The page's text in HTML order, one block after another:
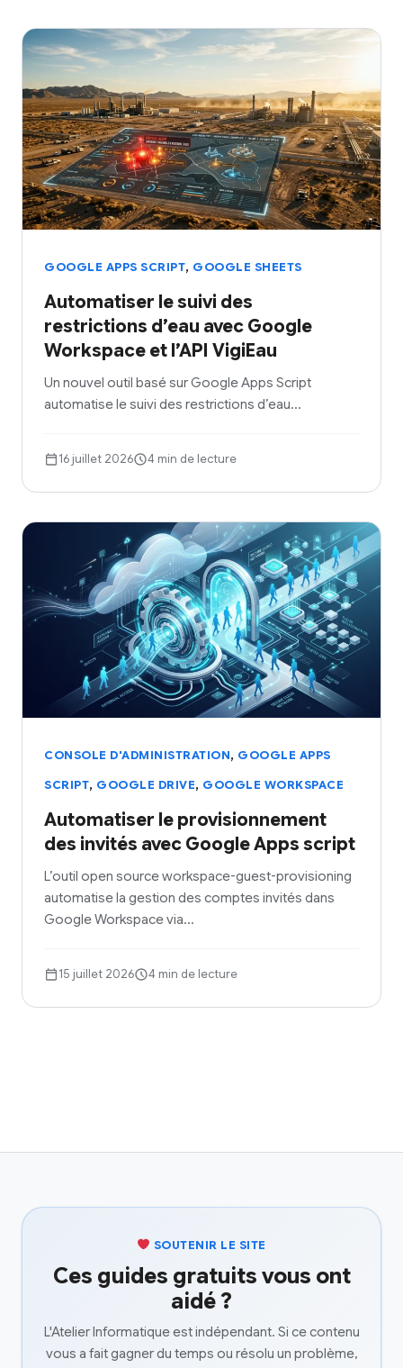
GOOGLE APPS SCRIPT, GOOGLE SHEETS
Automatiser le suivi des
restrictions d’eau avec Google
Workspace et l’API VigiEau
Un nouvel outil basé sur Google Apps Script
automatise le suivi des restrictions d’eau…
16 juillet 2026 4 min de lecture
CONSOLE D'ADMINISTRATION, GOOGLE APPS
SCRIPT, GOOGLE DRIVE, GOOGLE WORKSPACE
Automatiser le provisionnement
des invités avec Google Apps script
L’outil open source workspace-guest-provisioning
automatise la gestion des comptes invités dans
Google Workspace via…
15 juillet 2026 4 min de lecture
SOUTENIR LE SITE
Ces guides gratuits vous ont
aidé ?
L'Atelier Informatique est indépendant. Si ce contenu
vous a fait gagner du temps ou résolu un problème,